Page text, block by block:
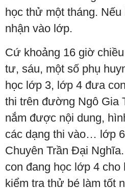
học thử một tháng.
nhận vào lớp.
Cứ khoảng 16 giờ
tư, sáu, một số phụ
học lớp 3, lớp 4 đưa
thi trên đường Ngô Gia
nắm được nội dung,
các dạng thi vào… lớp
Chuyên Trần Đại
con đang học lớp 4 cho
kiểm tra thử bé làm tốt